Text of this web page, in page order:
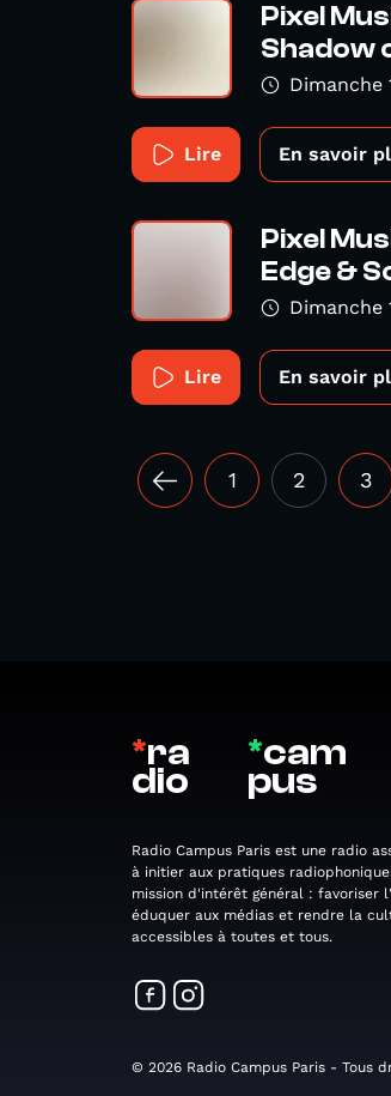
Pixel
Shadow
Dimanche
Lire En savoir
Pixel
Edge &
Dimanche
Lire En savoir
1 2 3
*ra
dio
*cam
pus
Radio Campus Paris est une radio
à initier aux pratiques
mission d'intérêt général : favoriser
éduquer aux médias et rendre la
accessibles à toutes et tous.
© 2026 Radio Campus Paris - Tous